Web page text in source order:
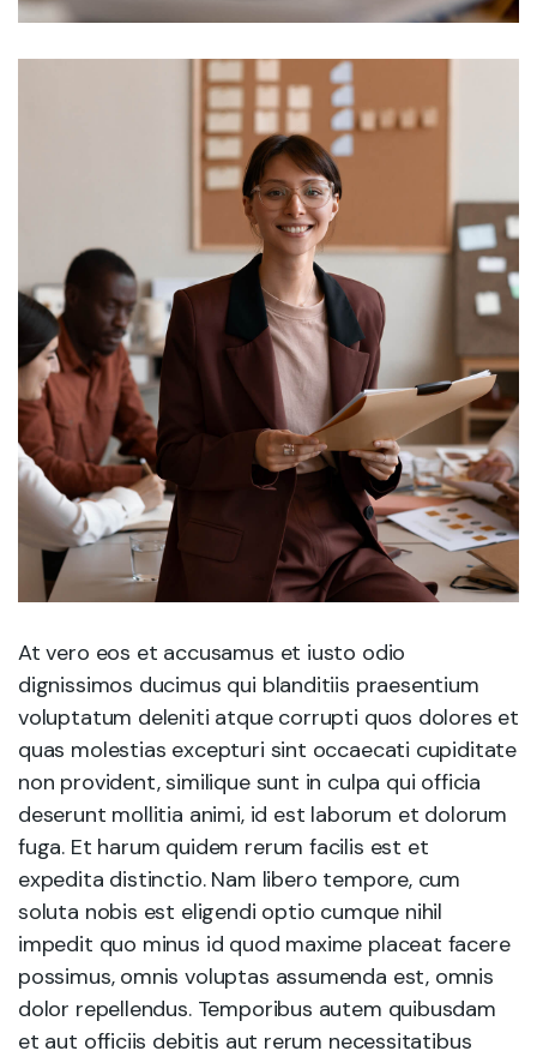
At vero eos et accusamus et iusto odio
dignissimos ducimus qui blanditiis praesentium
voluptatum deleniti atque corrupti quos dolores et
quas molestias excepturi sint occaecati cupiditate
non provident, similique sunt in culpa qui officia
deserunt mollitia animi, id est laborum et dolorum
fuga. Et harum quidem rerum facilis est et
expedita distinctio. Nam libero tempore, cum
soluta nobis est eligendi optio cumque nihil
impedit quo minus id quod maxime placeat facere
possimus, omnis voluptas assumenda est, omnis
dolor repellendus. Temporibus autem quibusdam
et aut officiis debitis aut rerum necessitatibus